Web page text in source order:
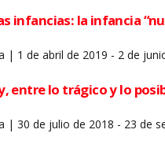
infancias: la infancia
| 1 de abril de 2019 - 2 de
entre lo trágico y lo
| 30 de julio de 2018 - 23 de